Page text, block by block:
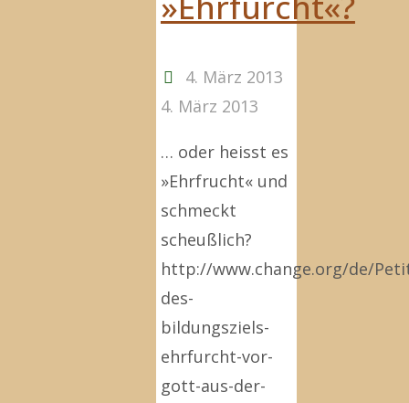
Witz"
4. März 2013
4. März 2013
… oder heisst es
»Ehrfrucht« und
schmeckt
scheußlich?
http://www.change.org/de/
des-
bildungsziels-
ehrfurcht-vor-
gott-aus-der-